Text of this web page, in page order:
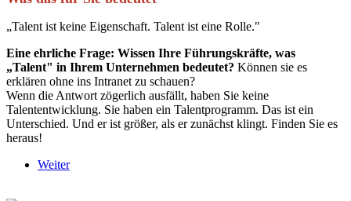
„Talent ist keine Eigenschaft. Talent ist eine Rolle."
Eine ehrliche Frage: Wissen Ihre Führungskräfte, was
„Talent" in Ihrem Unternehmen bedeutet? Können sie es
erklären ohne ins Intranet zu schauen?
Wenn die Antwort zögerlich ausfällt, haben Sie keine
Talententwicklung. Sie haben ein Talentprogramm. Das ist ein
Unterschied. Und er ist größer, als er zunächst klingt. Finden Sie es
heraus!
Weiter